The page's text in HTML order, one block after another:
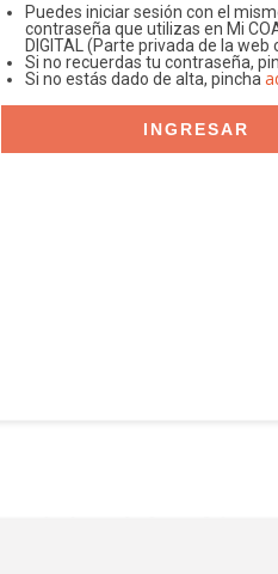
Puedes iniciar sesión con el
contraseña que utilizas en Mi
DIGITAL (Parte privada de la web
Si no recuerdas tu contraseña,
Si no estás dado de alta, pincha